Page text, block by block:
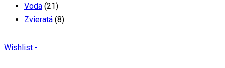
Voda (21)
Zvieratá (8)
Wishlist -